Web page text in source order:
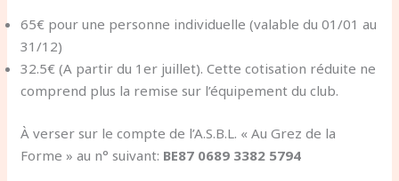
65€ pour une personne individuelle (valable du 01/01 au
31/12)
32.5€ (A partir du 1er juillet). Cette cotisation réduite ne
comprend plus la remise sur l’équipement du club.
À verser sur le compte de l’A.S.B.L. « Au Grez de la
Forme » au n° suivant: BE87 0689 3382 5794